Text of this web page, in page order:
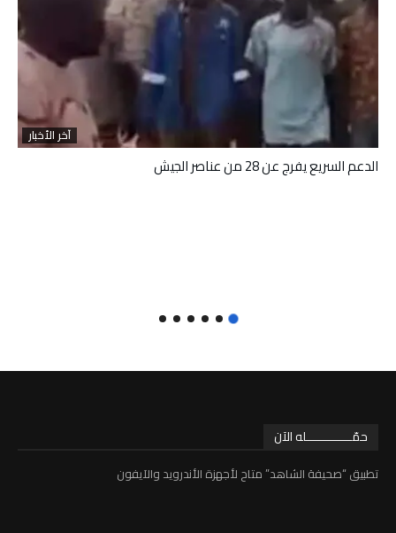
آخر الأخبار
الدعم السريع يفرج عن 28 من عناصر الجيش
حمّـــــــــــــله الآن
تطبيق “صحيفة الشاهد” متاح لأجهزة الأندرويد والآيفون